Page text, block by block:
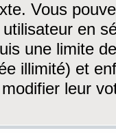
Vous
utilisateur en
une limite
illimité) et
leur